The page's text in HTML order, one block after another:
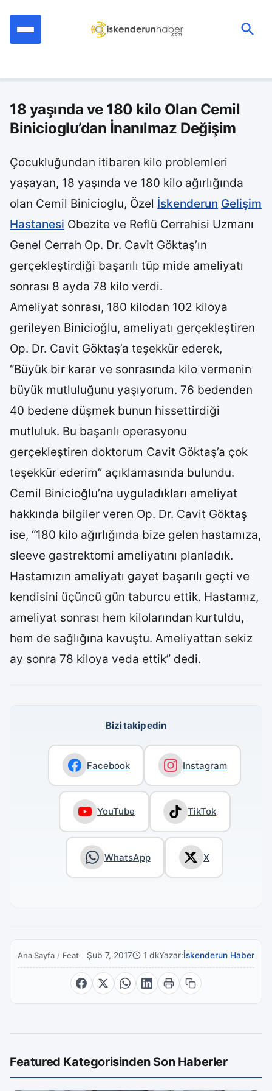
18 yaşında ve 180 kilo Olan Cemil
Binicioglu’dan İnanılmaz Değişim
Çocukluğundan itibaren kilo problemleri
yaşayan, 18 yaşında ve 180 kilo ağırlığında
olan Cemil Binicioglu, Özel İskenderun Gelişim
Hastanesi Obezite ve Reflü Cerrahisi Uzmanı
Genel Cerrah Op. Dr. Cavit Göktaş’ın
gerçekleştirdiği başarılı tüp mide ameliyatı
sonrası 8 ayda 78 kilo verdi.
Ameliyat sonrası, 180 kilodan 102 kiloya
gerileyen Binicioğlu, ameliyatı gerçekleştiren
Op. Dr. Cavit Göktaş’a teşekkür ederek,
“Büyük bir karar ve sonrasında kilo vermenin
büyük mutluluğunu yaşıyorum. 76 bedenden
40 bedene düşmek bunun hissettirdiği
mutluluk. Bu başarılı operasyonu
gerçekleştiren doktorum Cavit Göktaş’a çok
teşekkür ederim” açıklamasında bulundu.
Cemil Binicioğlu’na uyguladıkları ameliyat
hakkında bilgiler veren Op. Dr. Cavit Göktaş
ise, “180 kilo ağırlığında bize gelen hastamıza,
sleeve gastrektomi ameliyatını planladık.
Hastamızın ameliyatı gayet başarılı geçti ve
kendisini üçüncü gün taburcu ettik. Hastamız,
ameliyat sonrası hem kilolarından kurtuldu,
hem de sağlığına kavuştu. Ameliyattan sekiz
ay sonra 78 kiloya veda ettik” dedi.
Bizi takip edin
Facebook Instagram
YouTube TikTok
WhatsApp X
Ana Sayfa / FeaturedŞub 7, 2017 1 dkYazar:İskenderun Haber
Featured Kategorisinden Son Haberler